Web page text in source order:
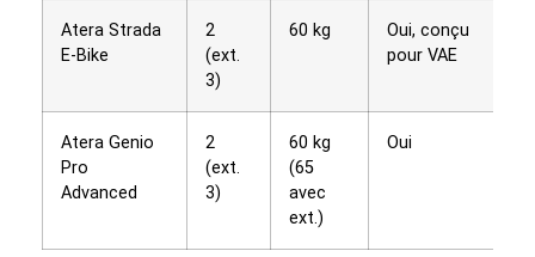
Atera Strada
E-Bike
2
(ext.
3)
60 kg
Oui, conçu
pour VAE
Atera Genio
Pro
Advanced
2
(ext.
3)
60 kg
(65
avec
ext.)
Oui